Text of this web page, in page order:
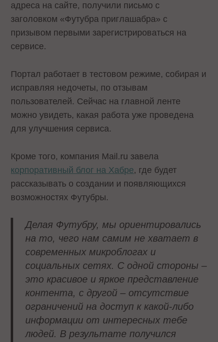
адреса на сайте, получили письмо с
заголовком «Футубра приглашабра» с
призывом первыми зарегистрироваться на
сервисе.
Портал работает в тестовом режиме, собирая и
исправляя недочеты, по отзывам
пользователей. Сейчас на главной ленте
можно увидеть, какая работа уже проведена
для улучшения сервиса.
Кроме того, компания Mail.ru завела
корпоративный блог на Хабре, где будет
рассказывать о создании и появляющихся
возможностях Футубры.
Делая Футубру, мы ориентировались
на то, чего нам самим не хватает в
современных микроблогах и
социальных сетях. С одной стороны –
это красивое и яркое представление
контента, с другой – отсутствие
ограничений на доступ к какой-либо
информации от интересных тебе
людей. В результате получился